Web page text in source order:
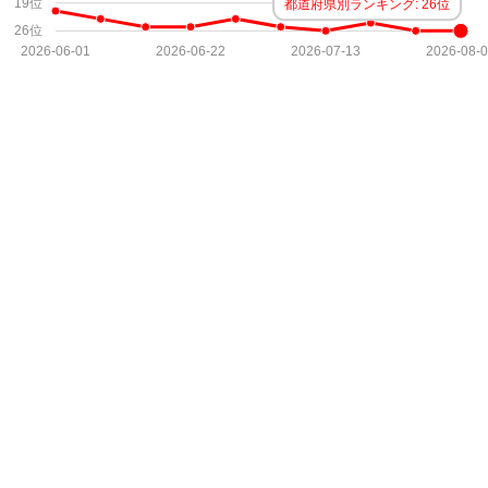
26位
2026-06-01 2026-06-22 2026-07-13 2026-08-
都道府県別ランキング: 26位